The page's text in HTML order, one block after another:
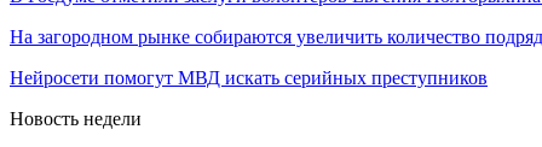
На загородном рынке собираются увеличить количество
Нейросети помогут МВД искать серийных преступников
Новость недели